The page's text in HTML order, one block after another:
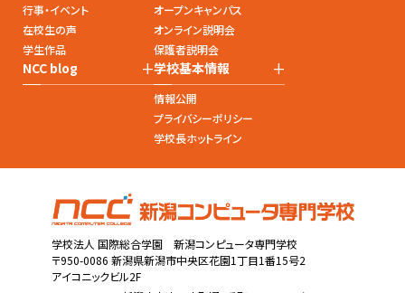
行事・イベント
在校生の声
学生作品
オープンキャンパス
オンライン説明会
保護者説明会
NCC blog +学校基本情報 +
情報公開
プライバシーポリシー
学校長ホットライン
学校法人 国際総合学園 新潟コンピュータ専門学校
〒950-0086 新潟県新潟市中央区花園1丁目1番15号2
アイコニックビル2F